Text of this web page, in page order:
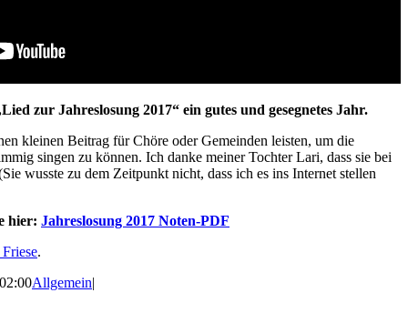
zur Jahreslosung 2017“ ein gutes und gesegnetes Jahr.
kleinen Beitrag für Chöre oder Gemeinden leisten, um die
singen zu können. Ich danke meiner Tochter Lari, dass sie bei
wusste zu dem Zeitpunkt nicht, dass ich es ins Internet stellen
hier: Jahreslosung 2017 Noten-PDF
.
Allgemein|